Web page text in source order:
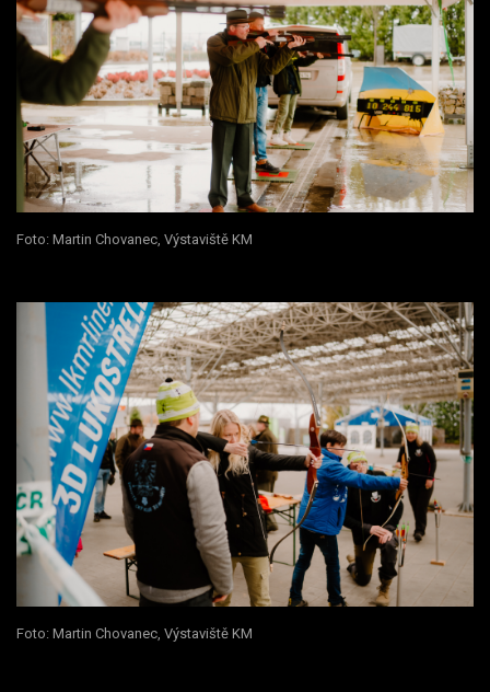
Foto: Martin Chovanec, Výstaviště KM
Foto: Martin Chovanec, Výstaviště KM